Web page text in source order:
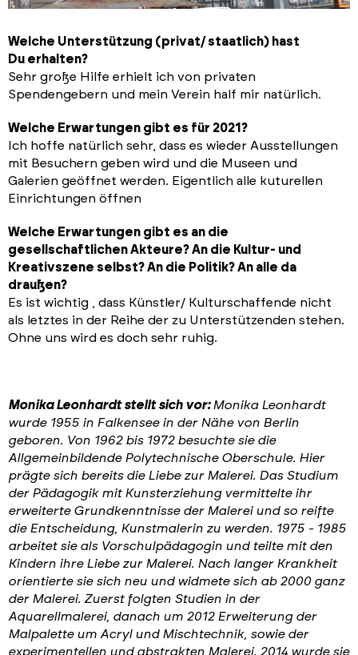
Welche Unterstützung (privat/ staatlich) hast
Du erhalten?
Sehr große Hilfe erhielt ich von privaten
Spendengebern und mein Verein half mir natürlich.
Welche Erwartungen gibt es für 2021?
Ich hoffe natürlich sehr, dass es wieder Ausstellungen
mit Besuchern geben wird und die Museen und
Galerien geöffnet werden. Eigentlich alle kuturellen
Einrichtungen öffnen
Welche Erwartungen gibt es an die
gesellschaftlichen Akteure? An die Kultur- und
Kreativszene selbst? An die Politik? An alle da
draußen?
Es ist wichtig , dass Künstler/ Kulturschaffende nicht
als letztes in der Reihe der zu Unterstützenden stehen.
Ohne uns wird es doch sehr ruhig.
Monika Leonhardt stellt sich vor:Monika Leonhardt
wurde 1955 in Falkensee in der Nähe von Berlin
geboren. Von 1962 bis 1972 besuchte sie die
Allgemeinbildende Polytechnische Oberschule. Hier
prägte sich bereits die Liebe zur Malerei. Das Studium
der Pädagogik mit Kunsterziehung vermittelte ihr
erweiterte Grundkenntnisse der Malerei und so reifte
die Entscheidung, Kunstmalerin zu werden. 1975 - 1985
arbeitet sie als Vorschulpädagogin und teilte mit den
Kindern ihre Liebe zur Malerei. Nach langer Krankheit
orientierte sie sich neu und widmete sich ab 2000 ganz
der Malerei. Zuerst folgten Studien in der
Aquarellmalerei, danach um 2012 Erweiterung der
Malpalette um Acryl und Mischtechnik, sowie der
experimentellen und abstrakten Malerei. 2014 wurde sie